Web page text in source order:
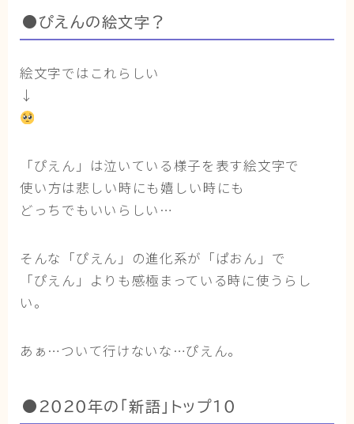
●ぴえんの絵文字？
絵文字ではこれらしい
↓
「ぴえん」は泣いている様子を表す絵文字で
使い方は悲しい時にも嬉しい時にも
どっちでもいいらしい…
そんな「ぴえん」の進化系が「ぱおん」で
「ぴえん」よりも感極まっている時に使うらし
い。
あぁ…ついて行けないな…ぴえん。
●2020年の「新語」トップ10